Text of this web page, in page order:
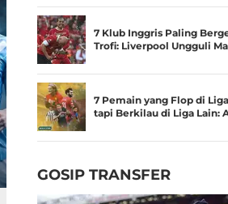
7 Klub Inggris Paling
Trofi: Liverpool Ungguli
7 Pemain yang Flop di
tapi Berkilau di Liga Lain:
GOSIP TRANSFER